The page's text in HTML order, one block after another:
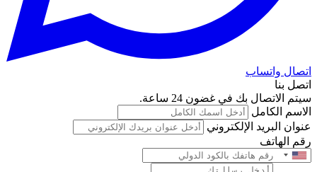
اتصال واتساب
اتصل بنا
سيتم الاتصال بك في غضون 24 ساعة.
الاسم الكامل
عنوان البريد الإلكتروني
رقم الهاتف